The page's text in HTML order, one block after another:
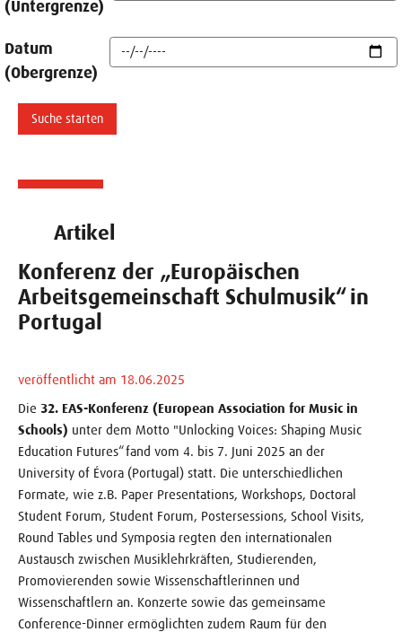
(Untergrenze)
Datum
(Obergrenze)
Artikel
Konferenz der „Europäischen
Arbeitsgemeinschaft Schulmusik“ in
Portugal
veröffentlicht am 18.06.2025
Die 32. EAS-Konferenz (European Association for Music in
Schools) unter dem Motto "Unlocking Voices: Shaping Music
Education Futures“ fand vom 4. bis 7. Juni 2025 an der
University of Évora (Portugal) statt. Die unterschiedlichen
Formate, wie z.B. Paper Presentations, Workshops, Doctoral
Student Forum, Student Forum, Postersessions, School Visits,
Round Tables und Symposia regten den internationalen
Austausch zwischen Musiklehrkräften, Studierenden,
Promovierenden sowie Wissenschaftlerinnen und
Wissenschaftlern an. Konzerte sowie das gemeinsame
Conference-Dinner ermöglichten zudem Raum für den